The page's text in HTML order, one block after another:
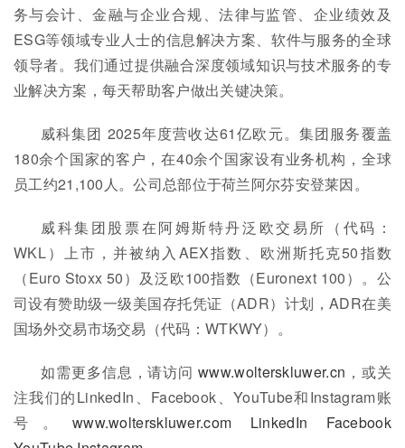
务与会计、金融与企业合规、法律与监管、企业绩效及
ESG等领域专业人士的信息解决方案、软件与服务的全球
领导者。我们通过提供融合深度领域知识与技术服务的专
业解决方案，每天帮助客户做出关键决策。
威科集团 2025年度营收达61亿欧元。集团服务覆盖
180余个国家的客户，在40余个国家设有业务机构，全球
员工约21,100人。公司总部位于荷兰阿尔芬安登莱因。
威科集团股票在阿姆斯特丹泛欧交易所（代码：
WKL）上市，并被纳入AEX指数、欧洲斯托克50指数
（Euro Stoxx 50）及泛欧100指数（Euronext 100）。公
司设有赞助级一级美国存托凭证（ADR）计划，ADR在美
国场外交易市场交易（代码：WTKWY）。
如需更多信息，请访问www.wolterskluwer.cn ，或关
注我们的LinkedIn、Facebook、YouTube和Instagram账
号。 www.wolterskluwer.com LinkedIn
Facebook